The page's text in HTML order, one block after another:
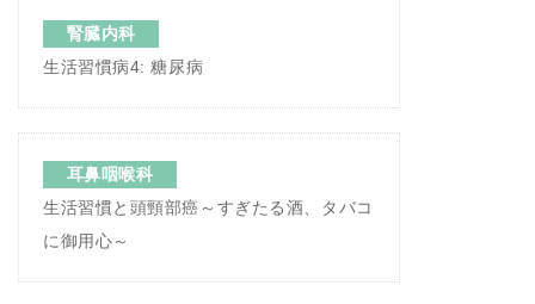
腎臓内科
生活習慣病4: 糖尿病
耳鼻咽喉科
生活習慣と頭頸部癌～すぎたる酒、タバコ
に御用心～